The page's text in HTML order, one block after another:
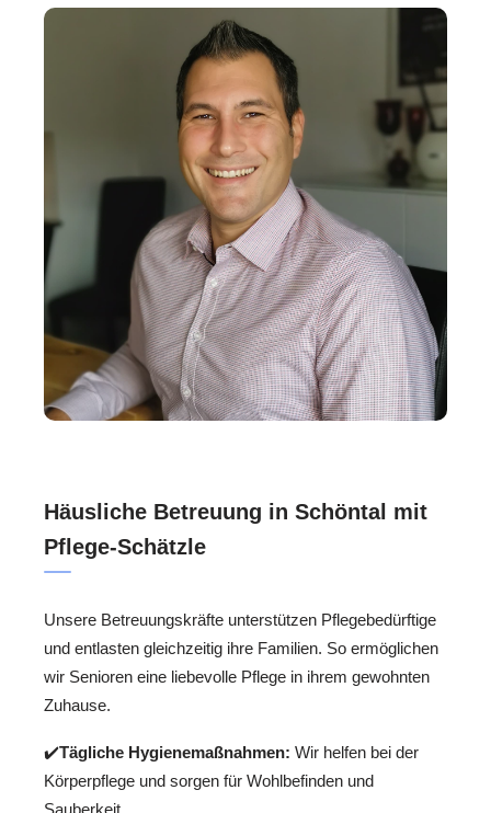
Häusliche Betreuung in Schöntal mit
Pflege-Schätzle
Unsere Betreuungskräfte unterstützen Pflegebedürftige
und entlasten gleichzeitig ihre Familien. So ermöglichen
wir Senioren eine liebevolle Pflege in ihrem gewohnten
Zuhause.
✔️Tägliche Hygienemaßnahmen: Wir helfen bei der
Körperpflege und sorgen für Wohlbefinden und
Sauberkeit.